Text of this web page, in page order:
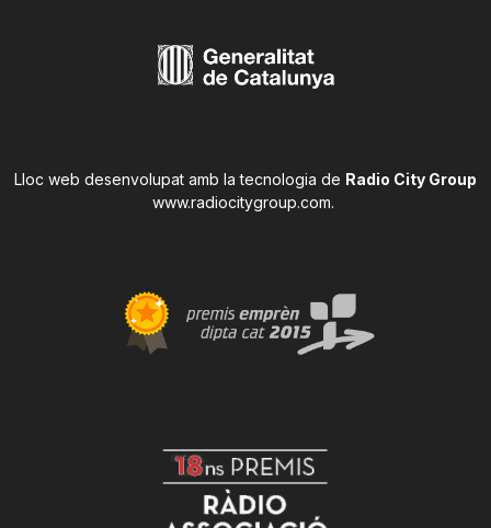
Lloc web desenvolupat amb la tecnologia de Radio City Group
www.radiocitygroup.com.